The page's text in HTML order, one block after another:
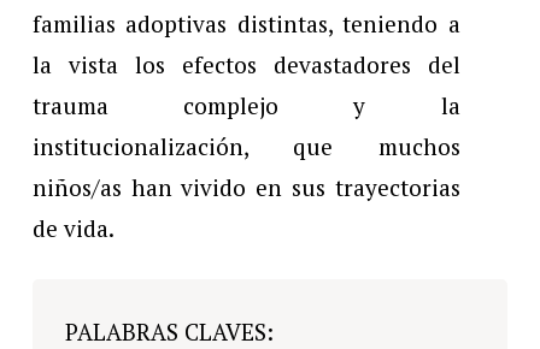
familias adoptivas distintas, teniendo a
la vista los efectos devastadores del
trauma complejo y la
institucionalización, que muchos
niños/as han vivido en sus trayectorias
de vida.
PALABRAS CLAVES: